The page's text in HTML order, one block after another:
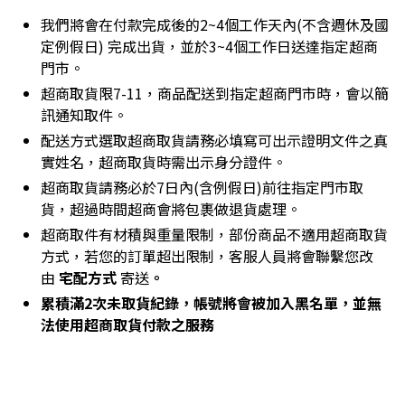
我們將會在付款完成後的2~4個工作天內(不含週休及國
定例假日) 完成出貨，並於3~4個工作日送達指定超商
門市。
超商取貨限7-11，商品配送到指定超商門市時，會以簡
訊通知取件。
配送方式選取超商取貨請務必填寫可出示證明文件之真
實姓名，超商取貨時需出示身分證件。
超商取貨請務必於7日內(含例假日)前往指定門市取
貨，超過時間超商會將包裹做退貨處理。
超商取件有材積與重量限制，部份商品不適用超商取貨
方式，若您的訂單超出限制，客服人員將會聯繫您改
由 宅配方式 寄送 。
累積滿2次未取貨紀錄，帳號將會被加入黑名單，並無
法使用超商取貨付款之服務